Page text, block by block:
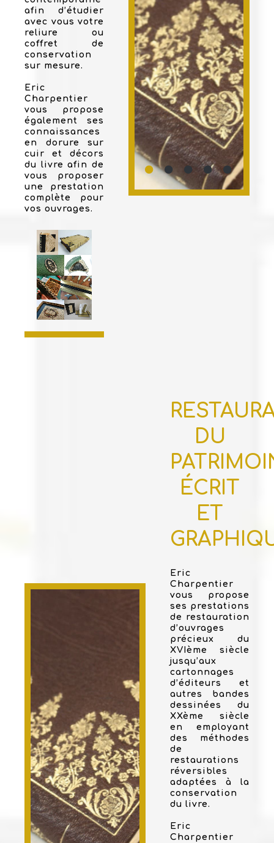
afin d’étudier
avec vous votre
reliure ou
coffret de
conservation
sur mesure.
Eric
Charpentier
vous propose
également ses
connaissances
en dorure sur
cuir et décors
du livre afin de
vous proposer
une prestation
complète pour
vos ouvrages.
DU
ÉCRIT
ET
Eric
Charpentier
vous propose
ses prestations
de restauration
d’ouvrages
précieux du
XVIème siècle
jusqu’aux
cartonnages
d’éditeurs et
autres bandes
dessinées du
XXème siècle
en employant
des méthodes
de
restaurations
réversibles
adaptées à la
conservation
du livre.
Eric
Charpentier